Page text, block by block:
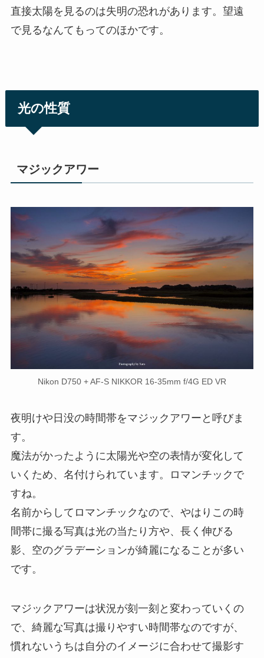
直接太陽を見るのは失明の恐れがあります。望遠
で見るなんてもってのほかです。
光の性質
マジックアワー
Nikon D750 + AF-S NIKKOR 16-35mm f/4G ED VR
夜明けや日没の時間帯をマジックアワーと呼びま
す。
魔法がかったように太陽光や空の表情が変化して
いくため、名付けられています。ロマンチックで
すね。
名前からしてロマンチックなので、やはりこの時
間帯に撮る写真は光の当たり方や、長く伸びる
影、空のグラデーションが綺麗になることが多い
です。
マジックアワーは状況が刻一刻と変わっていくの
で、綺麗な写真は撮りやすい時間帯なのですが、
慣れないうちは自分のイメージに合わせて撮影す